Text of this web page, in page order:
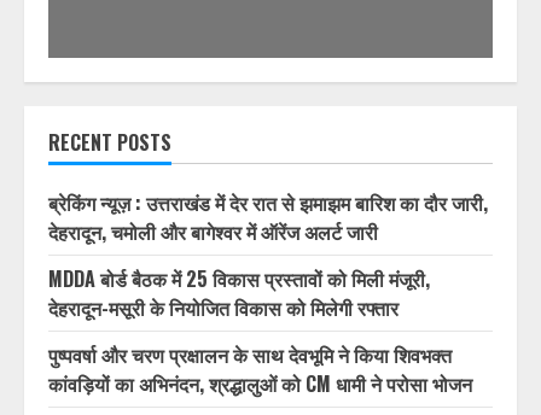
RECENT POSTS
ब्रेकिंग न्यूज़ : उत्तराखंड में देर रात से झमाझम बारिश का दौर जारी,
देहरादून, चमोली और बागेश्वर में ऑरेंज अलर्ट जारी
MDDA बोर्ड बैठक में 25 विकास प्रस्तावों को मिली मंजूरी,
देहरादून-मसूरी के नियोजित विकास को मिलेगी रफ्तार
पुष्पवर्षा और चरण प्रक्षालन के साथ देवभूमि ने किया शिवभक्त
कांवड़ियों का अभिनंदन, श्रद्धालुओं को CM धामी ने परोसा भोजन